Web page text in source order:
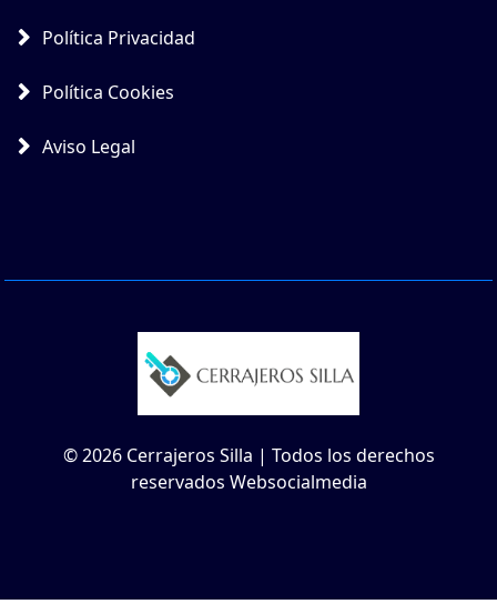
Política Privacidad
Política Cookies
Aviso Legal
© 2026 Cerrajeros Silla | Todos los derechos
reservados Websocialmedia